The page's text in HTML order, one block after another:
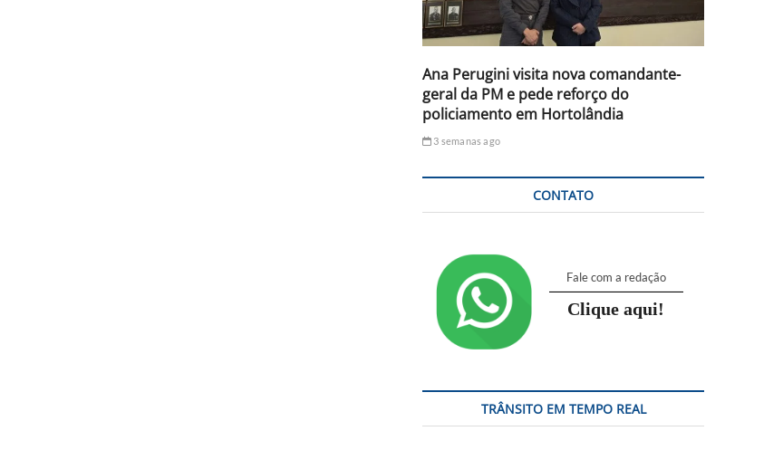
Ana Perugini visita nova comandante-
geral da PM e pede reforço do
policiamento em Hortolândia
3 semanas ago
CONTATO
Fale com a redação
Clique aqui!
TRÂNSITO EM TEMPO REAL